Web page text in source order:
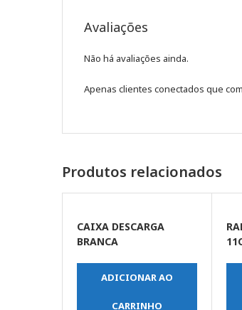
Avaliações
Não há avaliações ainda.
Apenas clientes conectados que
Produtos relacionados
CAIXA DESCARGA
BRANCA
ADICIONAR AO
CARRINHO